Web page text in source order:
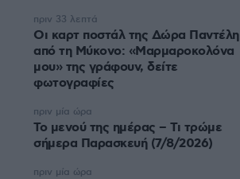
Οι καρτ ποστάλ της Δώρα Παντέλη
από τη Μύκονο: «Μαρμαροκολόνα
μου» της γράφουν, δείτε
φωτογραφίες
πριν 33 λεπτά
Το μενού της ημέρας – Τι τρώμε
σήμερα Παρασκευή (7/8/2026)
πριν μία ώρα
πριν μία ώρα